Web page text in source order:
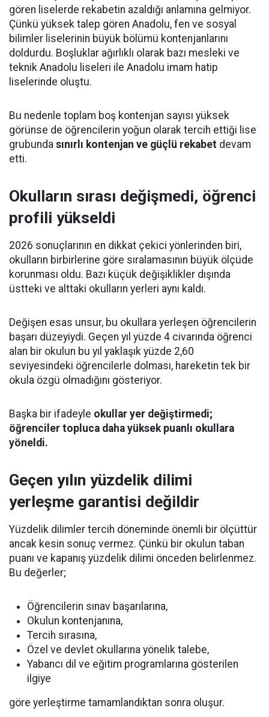
gören liselerde rekabetin azaldığı anlamına gelmiyor.
Çünkü yüksek talep gören Anadolu, fen ve sosyal
bilimler liselerinin büyük bölümü kontenjanlarını
doldurdu. Boşluklar ağırlıklı olarak bazı mesleki ve
teknik Anadolu liseleri ile Anadolu imam hatip
liselerinde oluştu.
Bu nedenle toplam boş kontenjan sayısı yüksek
görünse de öğrencilerin yoğun olarak tercih ettiği lise
grubunda sınırlı kontenjan ve güçlü rekabet devam
etti.
Okulların sırası değişmedi, öğrenci
profili yükseldi
2026 sonuçlarının en dikkat çekici yönlerinden biri,
okulların birbirlerine göre sıralamasının büyük ölçüde
korunması oldu. Bazı küçük değişiklikler dışında
üstteki ve alttaki okulların yerleri aynı kaldı.
Değişen esas unsur, bu okullara yerleşen öğrencilerin
başarı düzeyiydi. Geçen yıl yüzde 4 civarında öğrenci
alan bir okulun bu yıl yaklaşık yüzde 2,60
seviyesindeki öğrencilerle dolması, hareketin tek bir
okula özgü olmadığını gösteriyor.
Başka bir ifadeyle okullar yer değiştirmedi;
öğrenciler topluca daha yüksek puanlı okullara
yöneldi.
Geçen yılın yüzdelik dilimi
yerleşme garantisi değildir
Yüzdelik dilimler tercih döneminde önemli bir ölçüttür
ancak kesin sonuç vermez. Çünkü bir okulun taban
puanı ve kapanış yüzdelik dilimi önceden belirlenmez.
Bu değerler;
Öğrencilerin sınav başarılarına,
Okulun kontenjanına,
Tercih sırasına,
Özel ve devlet okullarına yönelik talebe,
Yabancı dil ve eğitim programlarına gösterilen
ilgiye
göre yerleştirme tamamlandıktan sonra oluşur.